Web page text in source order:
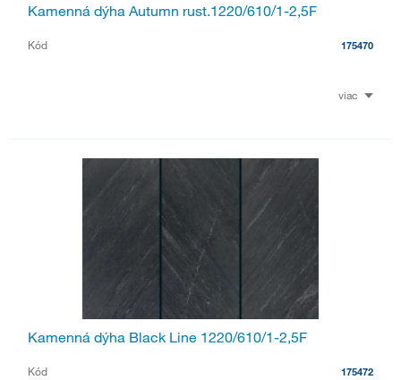
Kamenná dýha Autumn rust.1220/610/1-2,5F
Kód 175470
viac
Kamenná dýha Black Line 1220/610/1-2,5F
Kód 175472